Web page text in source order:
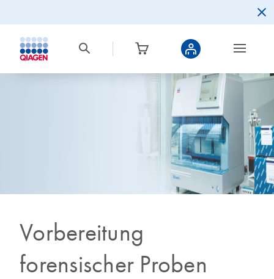
Vorbereitung
forensischer Proben